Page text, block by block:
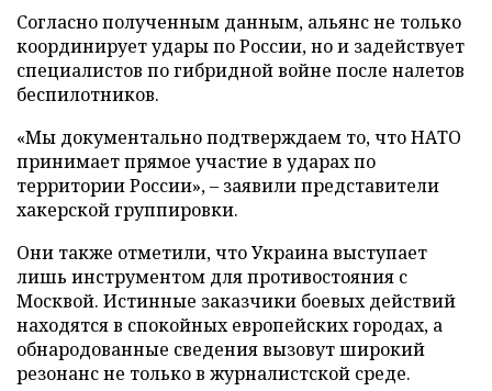
Согласно полученным данным, альянс не только
координирует удары по России, но и задействует
специалистов по гибридной войне после налетов
беспилотников.
«Мы документально подтверждаем то, что НАТО
принимает прямое участие в ударах по
территории России», – заявили представители
хакерской группировки.
Они также отметили, что Украина выступает
лишь инструментом для противостояния с
Москвой. Истинные заказчики боевых действий
находятся в спокойных европейских городах, а
обнародованные сведения вызовут широкий
резонанс не только в журналистской среде.